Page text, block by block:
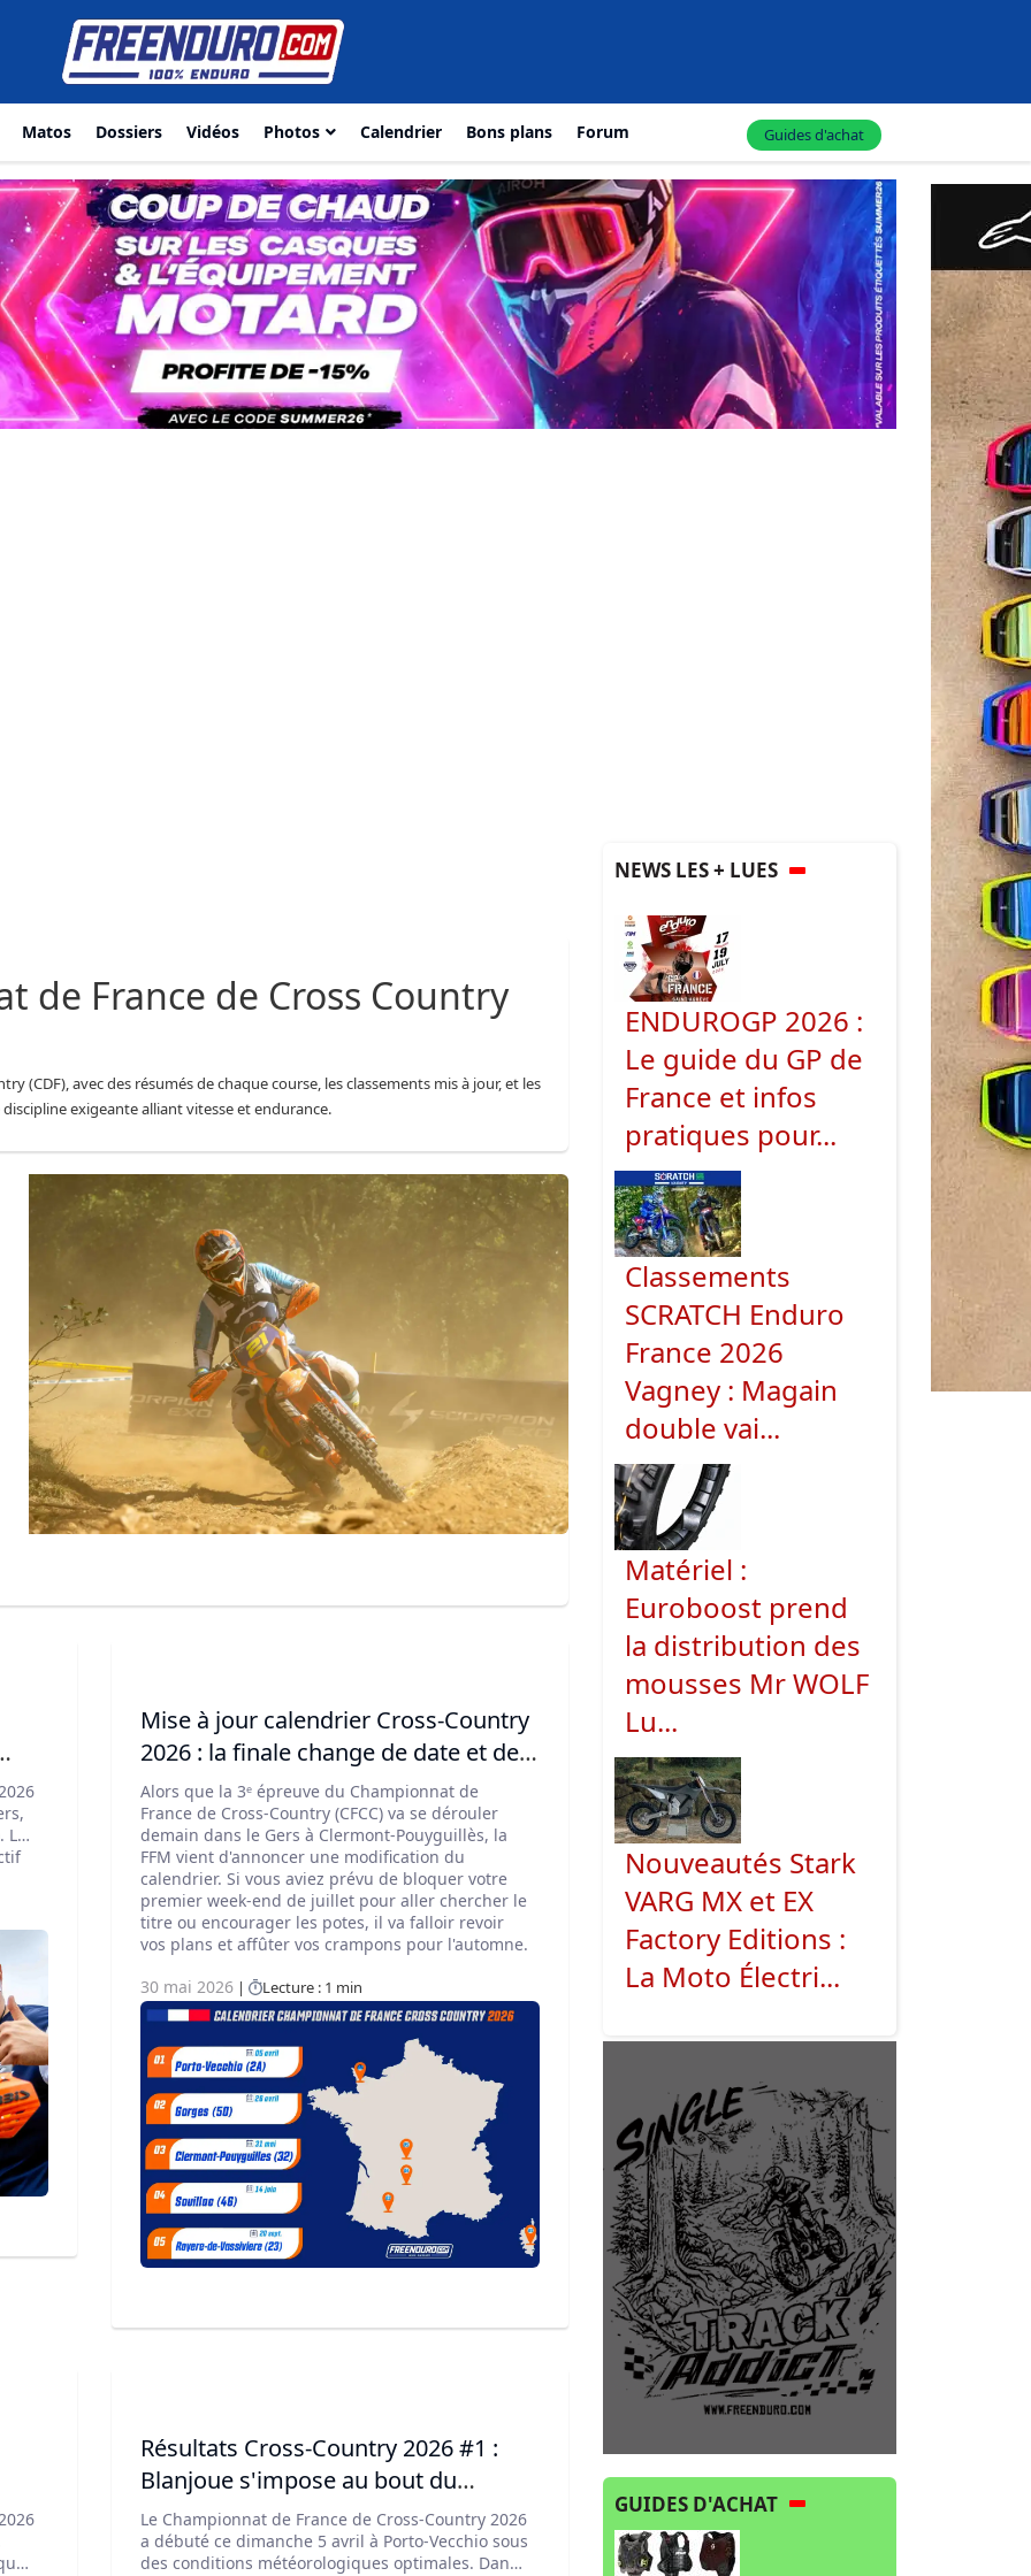
Matos Dossiers Vidéos Photos Calendrier Bons plans Forum Guides d'achat
de France de Cross Country
(CDF), avec des résumés de chaque course, les classements mis à jour, et les
exigeante alliant vitesse et endurance.
Mise à jour calendrier Cross-Country
2026 : la finale change de date et de
lieu !
Alors que la 3ᵉ épreuve du Championnat de
France de Cross-Country (CFCC) va se dérouler
demain dans le Gers à Clermont-Pouyguillès, la
FFM vient d'annoncer une modification du
calendrier. Si vous aviez prévu de bloquer votre
premier week-end de juillet pour aller chercher le
titre ou encourager les potes, il va falloir revoir
vos plans et affûter vos crampons pour l'automne.
30 mai 2026
Lecture : 1 min
Résultats Cross-Country 2026 #1 :
Blanjoue s'impose au bout du
suspense à Porto-Vecchio
Le Championnat de France de Cross-Country 2026
a débuté ce dimanche 5 avril à Porto-Vecchio sous
des conditions météorologiques optimales. Dans
NEWS LES + LUES
ENDUROGP 2026 :
Le guide du GP de
France et infos
pratiques pour...
Classements
SCRATCH Enduro
France 2026
Vagney : Magain
double vai...
Matériel :
Euroboost prend
la distribution des
mousses Mr WOLF
Lu...
Nouveautés Stark
VARG MX et EX
Factory Editions :
La Moto Électri...
GUIDES D'ACHAT